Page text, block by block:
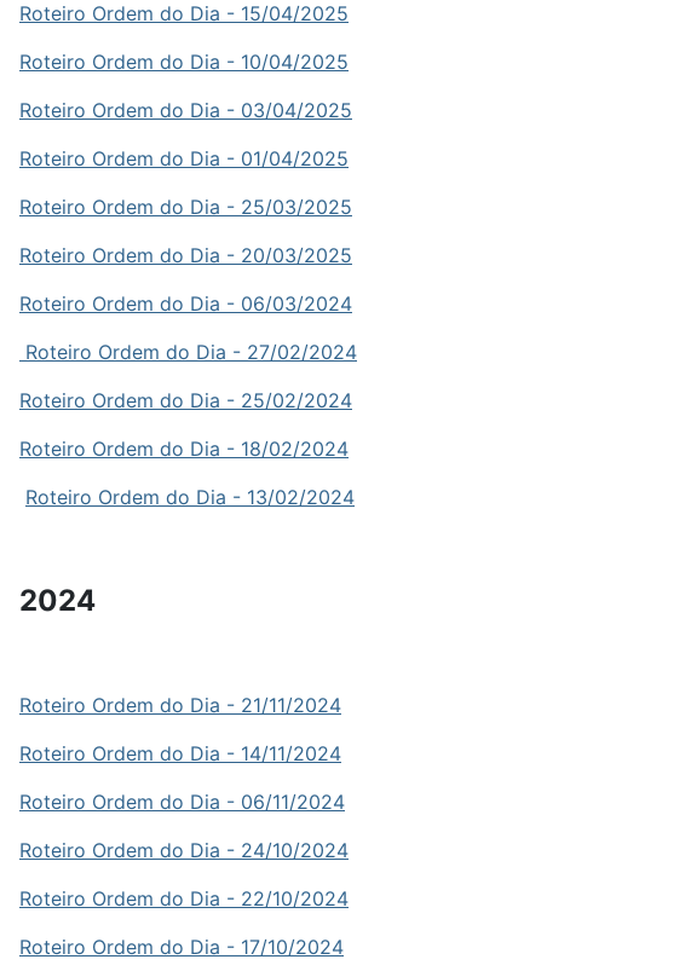
Roteiro Ordem do Dia - 15/04/2025
Roteiro Ordem do Dia - 10/04/2025
Roteiro Ordem do Dia - 03/04/2025
Roteiro Ordem do Dia - 01/04/2025
Roteiro Ordem do Dia - 25/03/2025
Roteiro Ordem do Dia - 20/03/2025
Roteiro Ordem do Dia - 06/03/2024
Roteiro Ordem do Dia - 27/02/2024
Roteiro Ordem do Dia - 25/02/2024
Roteiro Ordem do Dia - 18/02/2024
Roteiro Ordem do Dia - 13/02/2024
2024
Roteiro Ordem do Dia - 21/11/2024
Roteiro Ordem do Dia - 14/11/2024
Roteiro Ordem do Dia - 06/11/2024
Roteiro Ordem do Dia - 24/10/2024
Roteiro Ordem do Dia - 22/10/2024
Roteiro Ordem do Dia - 17/10/2024